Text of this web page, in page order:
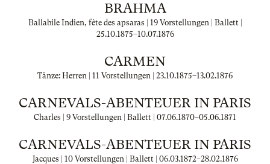
BRAHMA
Ballabile Indien, fête des apsaras | 19 Vorstellungen | Ballett |
25.10.1875–10.07.1876
CARMEN
Tänze: Herren | 11 Vorstellungen | 23.10.1875–13.02.1876
CARNEVALS-ABENTEUER IN PARIS
Charles | 9 Vorstellungen | Ballett | 07.06.1870–05.06.1871
CARNEVALS-ABENTEUER IN PARIS
Jacques | 10 Vorstellungen | Ballett | 06.03.1872–28.02.1876